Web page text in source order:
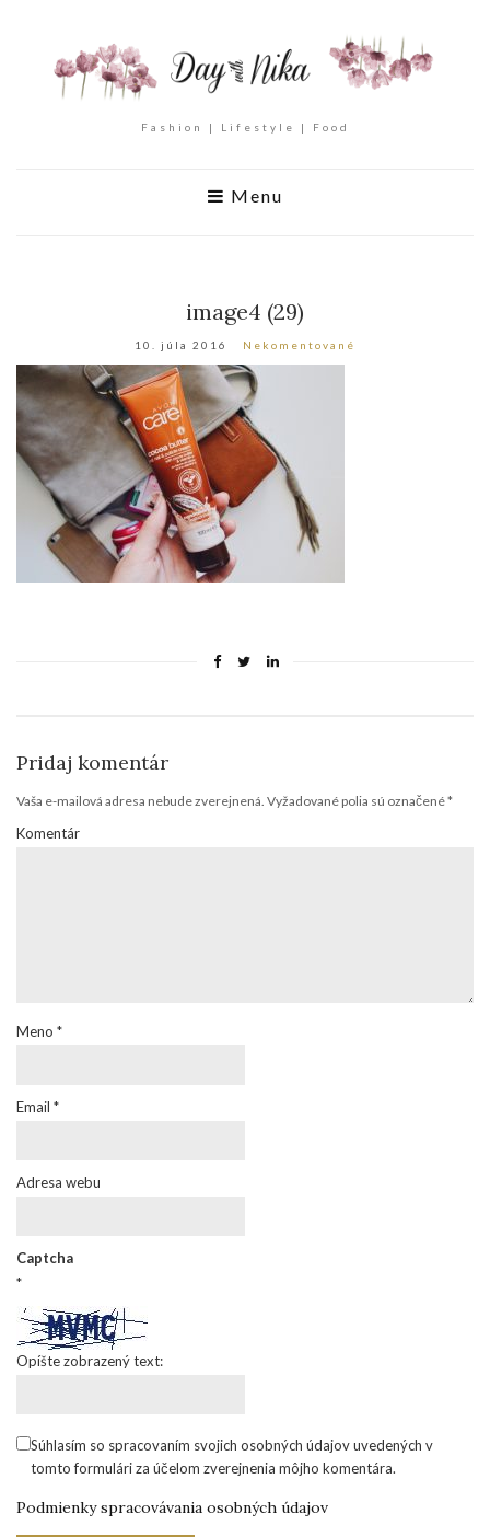
Fashion | Lifestyle | Food
Menu
image4 (29)
10. júla 2016 Nekomentované
Pridaj komentár
Vaša e-mailová adresa nebude zverejnená. Vyžadované polia sú označené*
Komentár
Meno *
Email *
Adresa webu
Captcha
*
Opíšte zobrazený text:
Súhlasím so spracovaním svojich osobných údajov uvedených v
tomto formulári za účelom zverejnenia môjho komentára.
Podmienky spracovávania osobných údajov